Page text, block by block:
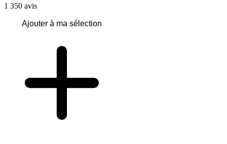
1 350 avis
Ajouter à ma sélection